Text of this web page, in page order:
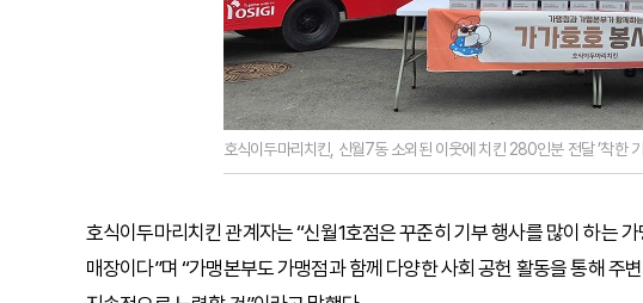
호식이두마리치킨, 신월7동 소외된 이웃에 치킨 280인분 전달 ’착한
호식이두마리치킨 관계자는 “신월1호점은 꾸준히 기부 행사를 많이 하는
매장이다”며 “가맹본부도 가맹점과 함께 다양한 사회 공헌 활동을 통해 주